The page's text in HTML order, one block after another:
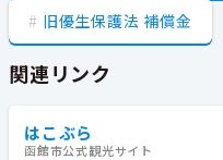
旧優生保護法 補償金
関連リンク
はこぶら
函館市公式観光サイト